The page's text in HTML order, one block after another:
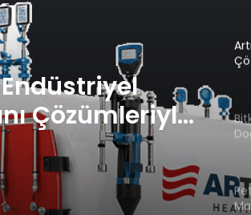
Endüstriyel
Çözümleriyle
Verimli